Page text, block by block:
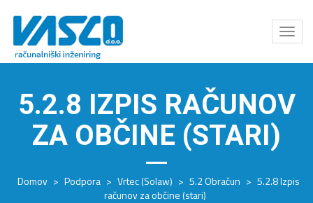
Odpri
meni
5.2.8 IZPIS RAČUNOV
ZA OBČINE (STARI)
Domov > Podpora > Vrtec (Solaw) > 5.2 Obračun > 5.2.8 Izpis
računov za občine (stari)